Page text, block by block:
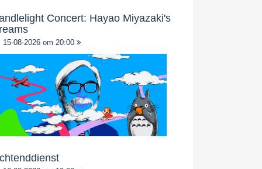
Concert: Hayao Miyazaki's
15-08-2026 om 20:00